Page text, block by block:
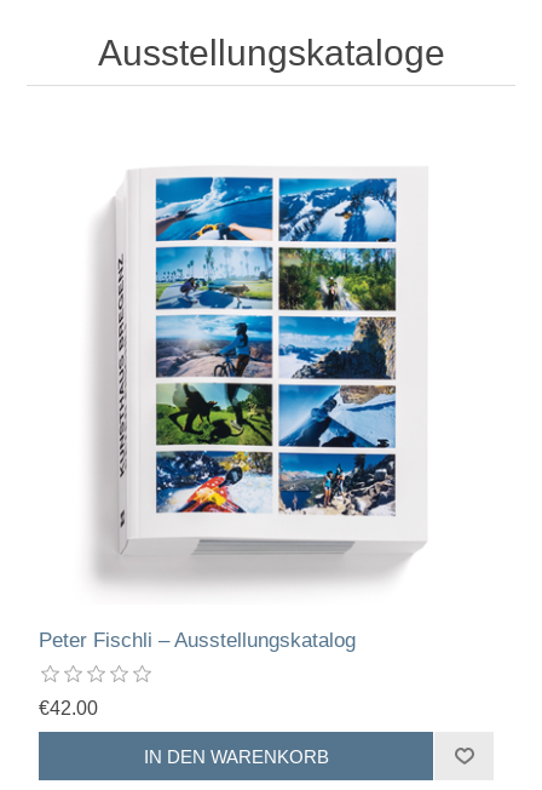
Ausstellungskataloge
Peter Fischli – Ausstellungskatalog
€42.00